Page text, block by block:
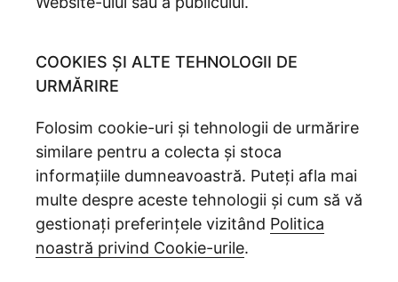
COOKIES ȘI ALTE TEHNOLOGII DE
URMĂRIRE
Folosim cookie-uri și tehnologii de urmărire
similare pentru a colecta și stoca
informațiile dumneavoastră. Puteți afla mai
multe despre aceste tehnologii și cum să vă
gestionați preferințele vizitând Politica
noastră privind Cookie-urile.